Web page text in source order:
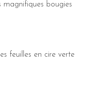
magnifiques bougies
feuilles en cire verte